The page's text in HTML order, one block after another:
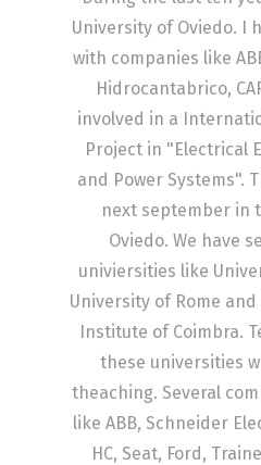
University of Oviedo. I
with companies like
Hidrocantabrico,
involved in a
Project in "Electrical
and Power Systems".
next september in
Oviedo. We have
univiersities like
University of Rome
Institute of Coimbra.
these universities
theaching. Several
like ABB, Schneider
HC, Seat, Ford,